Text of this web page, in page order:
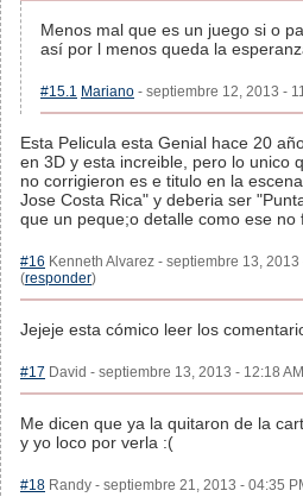
Menos mal que es un juego si o
así por l menos queda la
#15.1 Mariano - septiembre 12, 2013 -
Esta Pelicula esta Genial hace 20
en 3D y esta increible, pero lo unico
no corrigieron es e titulo en la
Jose Costa Rica" y deberia ser
que un peque;o detalle como ese no
#16 Kenneth Alvarez - septiembre 13,
(responder)
Jejeje esta cómico leer los
#17 David - septiembre 13, 2013 - 12:18
Me dicen que ya la quitaron de la
y yo loco por verla :(
#18 Randy - septiembre 21, 2013 - 04:35